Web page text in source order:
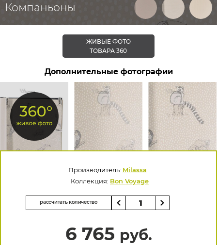
Компаньоны
ЖИВЫЕ ФОТО
ТОВАРА 360
Дополнительные фотографии
Производитель: Milassa
Коллекция: Bon Voyage
рассчитать количество
6 765 руб.